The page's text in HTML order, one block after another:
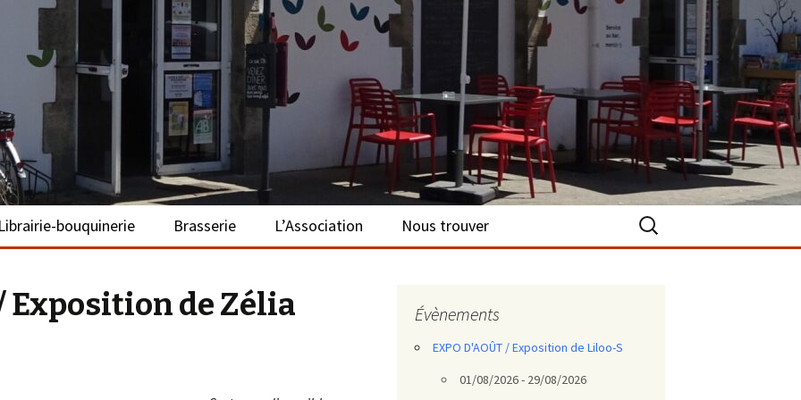
La Turballe
Librairie-bouquinerie
Brasserie
L’Association
Adhérer
Nous trouver Rechercher :
/ Exposition de Zélia
Évènements
EXPO D'AOÛT / Exposition de Liloo-S
01/08/2026 - 29/08/2026